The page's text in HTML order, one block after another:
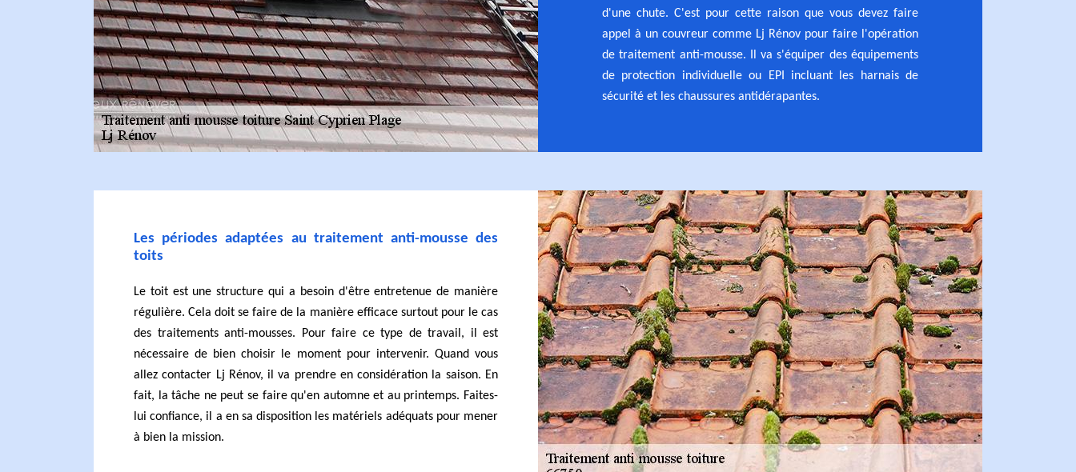
d'une chute. C'est pour cette raison que vous devez faire
appel à un couvreur comme Lj Rénov pour faire l'opération
de traitement anti-mousse. Il va s'équiper des équipements
de protection individuelle ou EPI incluant les harnais de
sécurité et les chaussures antidérapantes.
Les périodes adaptées au traitement anti-mousse des
toits
Le toit est une structure qui a besoin d'être entretenue de manière
régulière. Cela doit se faire de la manière efficace surtout pour le cas
des traitements anti-mousses. Pour faire ce type de travail, il est
nécessaire de bien choisir le moment pour intervenir. Quand vous
allez contacter Lj Rénov, il va prendre en considération la saison. En
fait, la tâche ne peut se faire qu'en automne et au printemps. Faites-
lui confiance, il a en sa disposition les matériels adéquats pour mener
à bien la mission.